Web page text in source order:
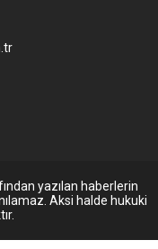
yazılan haberlerin
Aksi halde hukuki